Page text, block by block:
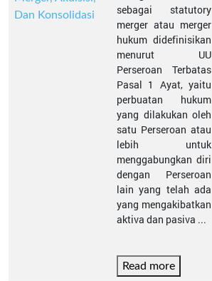
Dan Konsolidasi
sebagai statutory
merger atau merger
hukum didefinisikan
menurut UU
Perseroan Terbatas
Pasal 1 Ayat, yaitu
perbuatan hukum
yang dilakukan oleh
satu Perseroan atau
lebih untuk
menggabungkan diri
dengan Perseroan
lain yang telah ada
yang mengakibatkan
aktiva dan pasiva ...
Read more